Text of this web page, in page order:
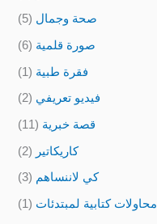
صحة وجمال (5)
صورة قلمية (6)
فقرة طبية (1)
فيديو تعريفي (2)
قصة خبرية (11)
كاريكاتير (2)
كي لاننساهم (3)
محاولات كتابية لمبتدئات (1)